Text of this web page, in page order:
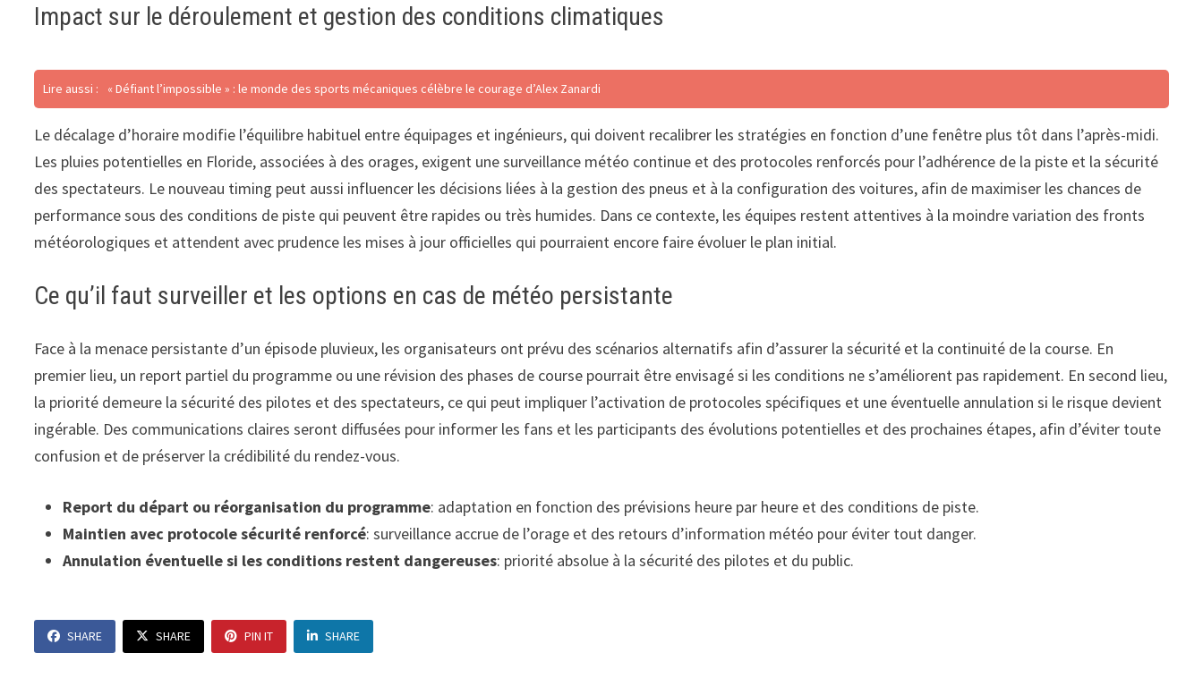
Impact sur le déroulement et gestion des conditions climatiques
Lire aussi : « Défiant l’impossible » : le monde des sports mécaniques célèbre le courage d’Alex Zanardi
Le décalage d’horaire modifie l’équilibre habituel entre équipages et ingénieurs, qui doivent recalibrer les stratégies en fonction d’une fenêtre plus tôt dans l’après-midi.
Les pluies potentielles en Floride, associées à des orages, exigent une surveillance météo continue et des protocoles renforcés pour l’adhérence de la piste et la sécurité
des spectateurs. Le nouveau timing peut aussi influencer les décisions liées à la gestion des pneus et à la configuration des voitures, afin de maximiser les chances de
performance sous des conditions de piste qui peuvent être rapides ou très humides. Dans ce contexte, les équipes restent attentives à la moindre variation des fronts
météorologiques et attendent avec prudence les mises à jour officielles qui pourraient encore faire évoluer le plan initial.
Ce qu’il faut surveiller et les options en cas de météo persistante
Face à la menace persistante d’un épisode pluvieux, les organisateurs ont prévu des scénarios alternatifs afin d’assurer la sécurité et la continuité de la course. En
premier lieu, un report partiel du programme ou une révision des phases de course pourrait être envisagé si les conditions ne s’améliorent pas rapidement. En second lieu,
la priorité demeure la sécurité des pilotes et des spectateurs, ce qui peut impliquer l’activation de protocoles spécifiques et une éventuelle annulation si le risque devient
ingérable. Des communications claires seront diffusées pour informer les fans et les participants des évolutions potentielles et des prochaines étapes, afin d’éviter toute
confusion et de préserver la crédibilité du rendez-vous.
Report du départ ou réorganisation du programme: adaptation en fonction des prévisions heure par heure et des conditions de piste.
Maintien avec protocole sécurité renforcé: surveillance accrue de l’orage et des retours d’information météo pour éviter tout danger.
Annulation éventuelle si les conditions restent dangereuses: priorité absolue à la sécurité des pilotes et du public.
SHARE SHARE PIN IT SHARE